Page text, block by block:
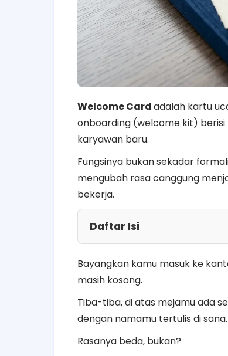
Welcome Cardadalah kartu
onboarding (welcome kit) berisi
karyawan baru.
​Fungsinya bukan sekadar
mengubah rasa canggung
bekerja.
Daftar Isi
​Bayangkan kamu masuk ke
masih kosong.
Tiba-tiba, di atas mejamu ada
dengan namamu tertulis di sana.
​Rasanya beda, bukan?